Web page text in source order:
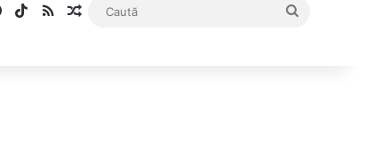
Facebook
TikTok
RSSArticol aleatoriu